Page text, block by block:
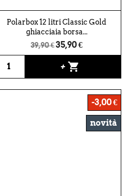
Polarbox 12 litri Classic Gold
ghiacciaia borsa...
39,90 €35,90 €
+ shopping_cart
-3,00 €
novità